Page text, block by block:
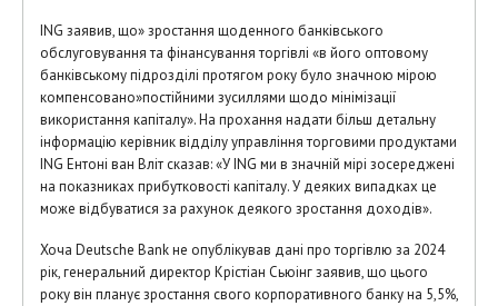
ING заявив, що» зростання щоденного банківського
обслуговування та фінансування торгівлі «в його оптовому
банківському підрозділі протягом року було значною мірою
компенсовано»постійними зусиллями щодо мінімізації
використання капіталу». На прохання надати більш детальну
інформацію керівник відділу управління торговими продуктами
ING Ентоні ван Вліт сказав: «У ING ми в значній мірі зосереджені
на показниках прибутковості капіталу. У деяких випадках це
може відбуватися за рахунок деякого зростання доходів».
Хоча Deutsche Bank не опублікував дані про торгівлю за 2024
рік, генеральний директор Крістіан Сьюінг заявив, що цього
року він планує зростання свого корпоративного банку на 5,5%,